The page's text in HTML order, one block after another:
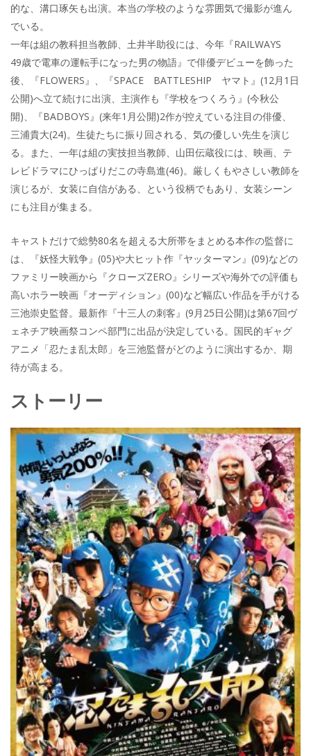
的な、溝口琢矢も出演。本当の学校のような雰囲気で撮影が進ん
でいる。
一年は組の教科担当教師、土井半助役には、今年『RAILWAYS
49歳で電車の運転手になった男の物語』で俳優デビューを飾った
後、『FLOWERS』、『SPACE BATTLESHIP ヤマト』(12月1日
公開)へ立て続けに出演、主演作も『学校をつくろう』(今秋公
開)、『BADBOYS』(来年1月公開)2作が控えている注目の俳優、
三浦貴大(24)。生徒たちに振り回される、気の優しい先生を演じ
る。また、一年は組の実技担当教師、山田伝蔵役には、映画、テ
レビドラマにひっぱりだこの寺島進(46)。厳しくもやさしい教師を
演じるが、女装に自信がある、という役柄でもあり、女装シーン
にも注目が集まる。
キャストだけで総勢80名を超える大所帯をまとめる本作の監督に
は、『妖怪大戦争』(05)や大ヒット作『ヤッターマン』(09)などの
ファミリー映画から『クローズZERO』シリーズや海外での評価も
高いホラー映画『オーディション』(00)など幅広い作品を手がける
三池崇史監督。最新作『十三人の刺客』(9月25日公開)は第67回ヴ
ェネチア映画祭コンペ部門に出品が決定している。国民的ギャグ
アニメ「忍たま乱太郎」を三池監督がどのように演出するか、期
待が高まる。
ストーリー